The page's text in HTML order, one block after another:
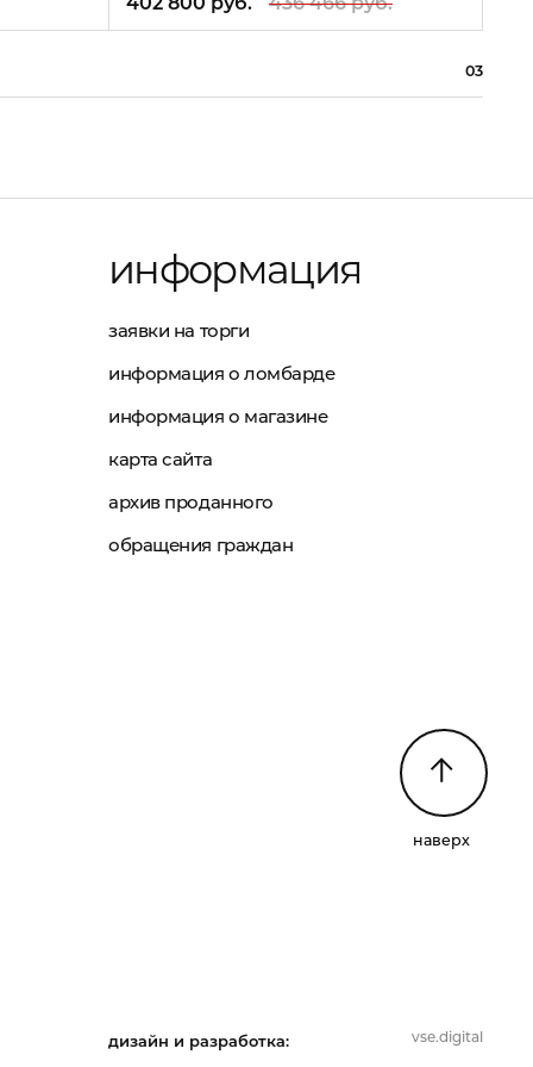
03
информация
заявки на торги
информация о ломбарде
информация о магазине
карта сайта
архив проданного
обращения граждан
наверх
дизайн и разработка: vse.digital